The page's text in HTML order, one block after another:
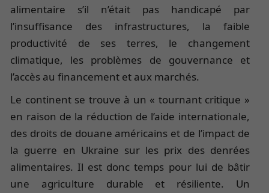
alimentaire s’il n’était pas handicapé par
l’insuffisance des infrastructures, la faible
productivité de ses terres, le changement
climatique, les problèmes de gouvernance et
l’accès au financement et aux marchés.
Le continent se trouve à un « tournant critique »
en raison de la réduction de l’aide internationale,
des droits de douane américains et de l’impact de
la guerre en Ukraine sur les prix des denrées
alimentaires. Il est donc temps pour lui de bâtir
une agriculture durable et résiliente. Un